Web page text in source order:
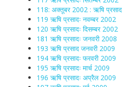
118: अक्तूबर 2002 : ऋषि प्रसाद
119 ऋषि प्रसादः नवम्बर 2002
120 ऋषि प्रसादः दिसम्बर 2002
181 ऋषि प्रसादः जनवरी 2008
193 ऋषि प्रसाद जनवरी 2009
194 ऋषि प्रसादः फरवरी 2009
195 ऋषि प्रसादः मार्च 2009
196 ऋषि प्रसादः अप्रैल 2009